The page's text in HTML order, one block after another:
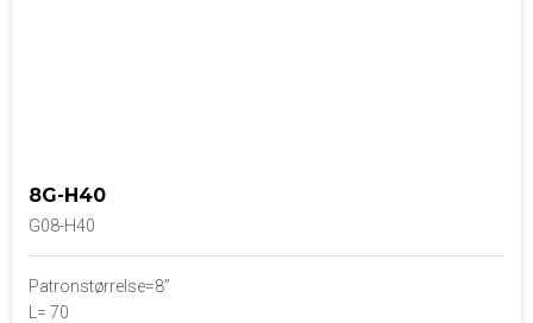
8G-H40
G08-H40
Patronstørrelse=8”
L= 70